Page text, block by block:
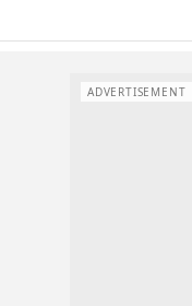
ADVERTISEMENT